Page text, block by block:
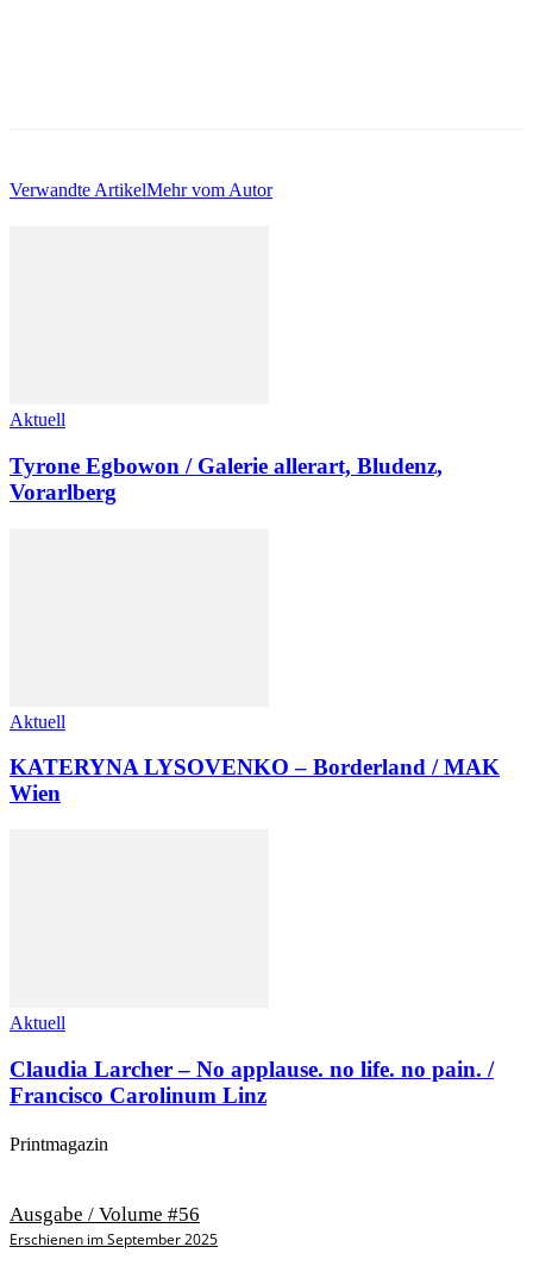
Verwandte ArtikelMehr vom Autor
Aktuell
Tyrone Egbowon / Galerie allerart, Bludenz,
Vorarlberg
Aktuell
KATERYNA LYSOVENKO – Borderland / MAK
Wien
Aktuell
Claudia Larcher – No applause. no life. no pain. /
Francisco Carolinum Linz
Printmagazin
Ausgabe / Volume #56
Erschienen im September 2025